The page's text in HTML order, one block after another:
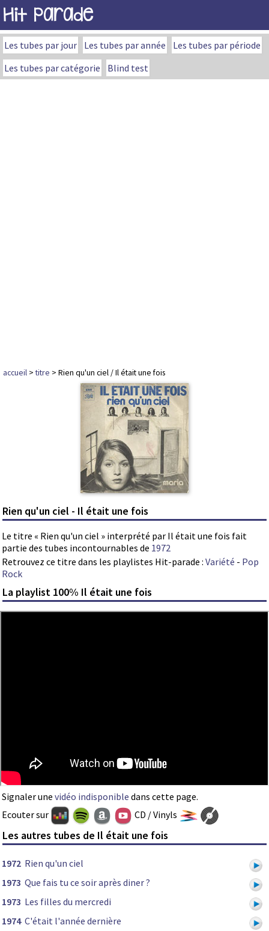
Hit Parade
Les tubes par jour Les tubes par année
Les tubes par période
Les tubes par catégorie
Blind test
accueil >titre > Rien qu'un ciel / Il était une fois
Rien qu'un ciel - Il était une fois
Le titre « Rien qu'un ciel » interprété par Il était une fois fait
partie des tubes incontournables de 1972
Retrouvez ce titre dans les playlistes Hit-parade : Variété - Pop
Rock
La playlist 100% Il était une fois
Signaler une vidéo indisponible dans cette page.
Ecouter sur
CD / Vinyls
Les autres tubes de Il était une fois
1972 Rien qu'un ciel
1973 Que fais tu ce soir après diner ?
1973 Les filles du mercredi
1974 C'était l'année dernière